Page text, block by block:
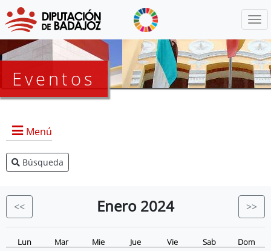
Eventos
Menú
Agenda Presidencia
Eventos
Búsqueda
<< Enero 2024 >>
Lun Mar Mie Jue Vie Sab Dom